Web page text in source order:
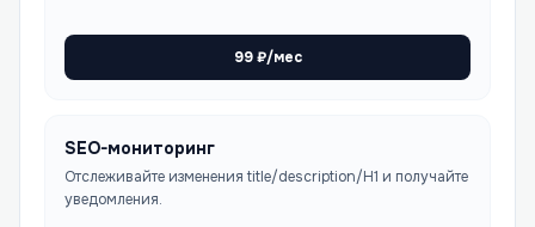
99₽/мес
SEO-мониторинг
Отслеживайте изменения title/description/H1 и получайте
уведомления.